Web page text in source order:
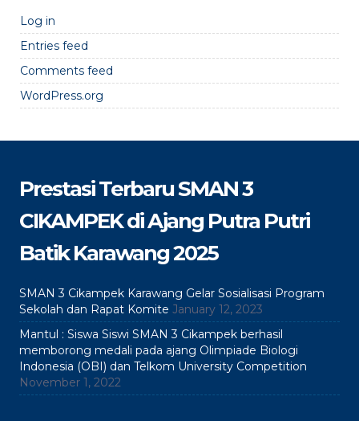
Log in
Entries feed
Comments feed
WordPress.org
Prestasi Terbaru SMAN 3
CIKAMPEK di Ajang Putra Putri
Batik Karawang 2025
SMAN 3 Cikampek Karawang Gelar Sosialisasi Program
Sekolah dan Rapat Komite January 12, 2023
Mantul : Siswa Siswi SMAN 3 Cikampek berhasil
memborong medali pada ajang Olimpiade Biologi
Indonesia (OBI) dan Telkom University Competition
November 1, 2022